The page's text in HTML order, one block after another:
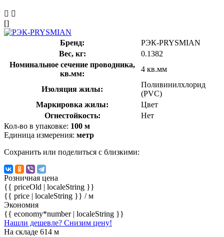
[]
Бренд:
РЭК-PRYSMIAN
Вес, кг:
0.1382
Номинальное сечение проводника,
кв.мм:
4 кв.мм
Изоляция жилы:
Поливинилхлорид
(PVC)
Маркировка жилы:
Цвет
Огнестойкость:
Нет
Кол-во в упаковке: 100 м
Единица измерения: метр
Сохранить или поделиться с близкими:
Розничная цена
{{ priceOld | localeString }}
{{ price | localeString }} / м
Экономия
{{ economy*number | localeString }}
Нашли дешевле? Снизим цену!
На складе 614 м